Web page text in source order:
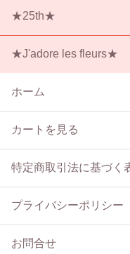
★25th★
★J'adore les fleurs★
ホーム
カートを見る
特定商取引法に基づく
プライバシーポリシー
お問合せ